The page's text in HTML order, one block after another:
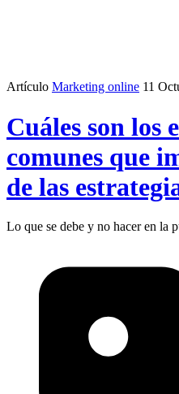
Artículo Marketing online 11
Cuáles son los
comunes que
de las
Lo que se debe y no hacer en la